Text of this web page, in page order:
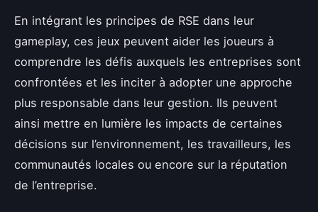
En intégrant les principes de RSE dans leur
gameplay, ces jeux peuvent aider les joueurs à
comprendre les défis auxquels les entreprises sont
confrontées et les inciter à adopter une approche
plus responsable dans leur gestion. Ils peuvent
ainsi mettre en lumière les impacts de certaines
décisions sur l’environnement, les travailleurs, les
communautés locales ou encore sur la réputation
de l’entreprise.